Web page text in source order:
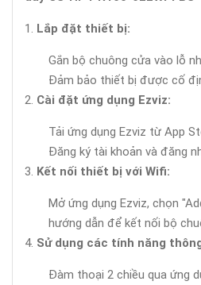
Lắp đặt thiết bị:
Gắn bộ chuông cửa vào lỗ
Đảm bảo thiết bị được cố
Cài đặt ứng dụng Ezviz:
Tải ứng dụng Ezviz từ App
Đăng ký tài khoản và đăng
Kết nối thiết bị với Wifi:
Mở ứng dụng Ezviz, chọn
hướng dẫn để kết nối bộ
Sử dụng các tính năng
Đàm thoại 2 chiều qua ứng